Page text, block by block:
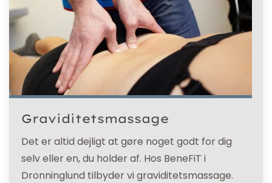
Graviditetsmassage
Det er altid dejligt at gøre noget godt for dig
selv eller en, du holder af. Hos BeneFiT i
Dronninglund tilbyder vi graviditetsmassage.